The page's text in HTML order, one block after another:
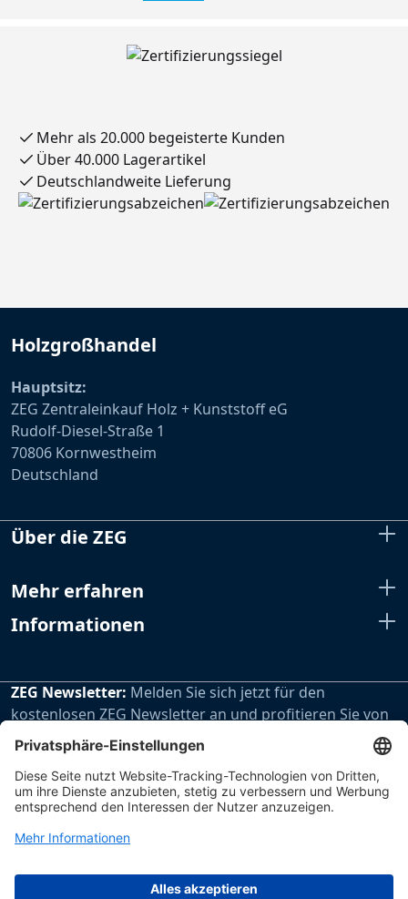
Mehr als 20.000 begeisterte Kunden
Über 40.000 Lagerartikel
Deutschlandweite Lieferung
Holzgroßhandel
Hauptsitz:
ZEG Zentraleinkauf Holz + Kunststoff eG
Rudolf-Diesel-Straße 1
70806 Kornwestheim
Deutschland
Über die ZEG
Mehr erfahren
Informationen
ZEG Newsletter: Melden Sie sich jetzt für den
kostenlosen ZEG Newsletter an und profitieren Sie von
den extra Vorteilen unseres regelmäßig erscheinenden
Newsletters.
Zur Newsletteranmeldung